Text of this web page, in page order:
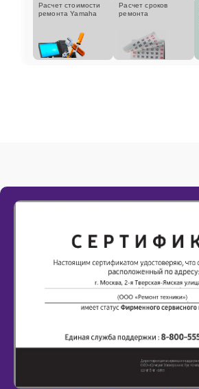
Расчет стоимости
ремонта Yamaha
Расчет сроков
ремонта